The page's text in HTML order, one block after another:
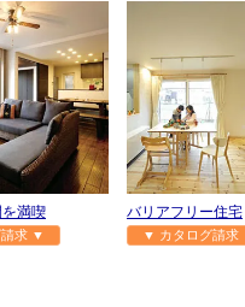
を満喫
求 ▼
バリアフリー住宅
▼ カタログ請